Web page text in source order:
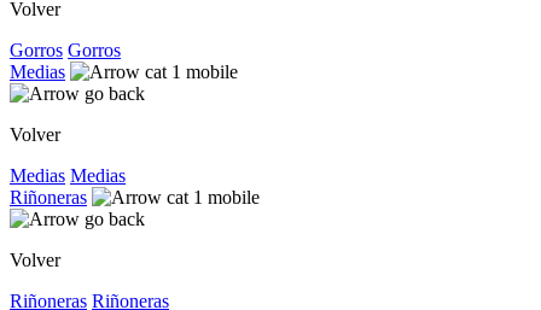
Volver
Gorros Gorros
Medias
Volver
Medias Medias
Riñoneras
Volver
Riñoneras Riñoneras